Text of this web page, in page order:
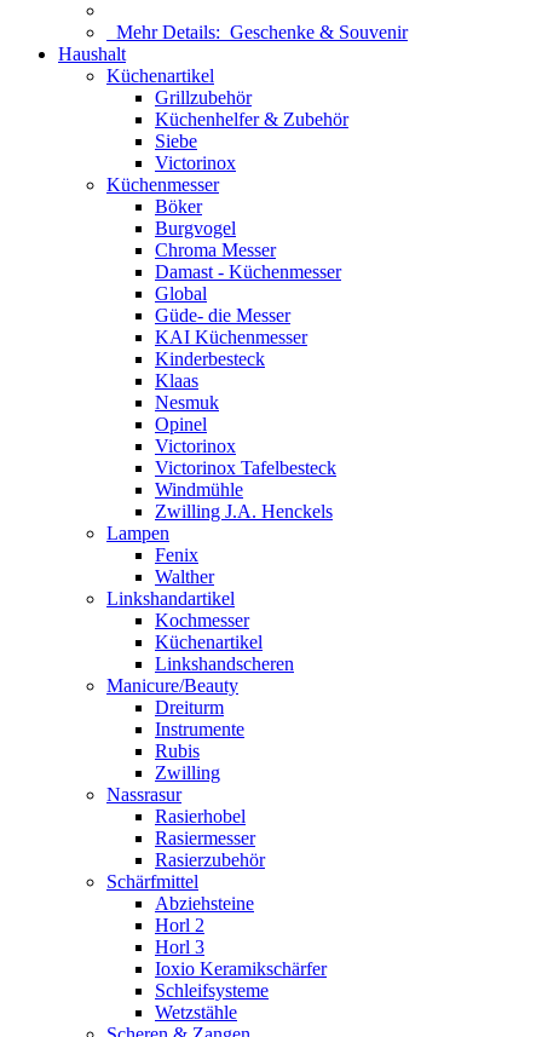
Mehr Details: Geschenke & Souvenir
Haushalt
Küchenartikel
Grillzubehör
Küchenhelfer & Zubehör
Siebe
Victorinox
Küchenmesser
Böker
Burgvogel
Chroma Messer
Damast - Küchenmesser
Global
Güde- die Messer
KAI Küchenmesser
Kinderbesteck
Klaas
Nesmuk
Opinel
Victorinox
Victorinox Tafelbesteck
Windmühle
Zwilling J.A. Henckels
Lampen
Fenix
Walther
Linkshandartikel
Kochmesser
Küchenartikel
Linkshandscheren
Manicure/Beauty
Dreiturm
Instrumente
Rubis
Zwilling
Nassrasur
Rasierhobel
Rasiermesser
Rasierzubehör
Schärfmittel
Abziehsteine
Horl 2
Horl 3
Ioxio Keramikschärfer
Schleifsysteme
Wetzstähle